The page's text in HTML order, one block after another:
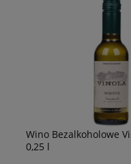
Wino Bezalkoholowe
0,25 l